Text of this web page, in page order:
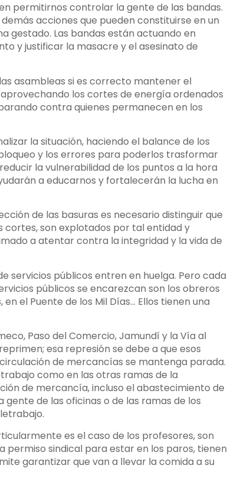
permitirnos controlar la gente de las bandas.
acciones que pueden constituirse en un
gestado. Las bandas están actuando en
y justificar la masacre y el asesinato de
asambleas si es correcto mantener el
los cortes de energía ordenados
contra quienes permanecen en los
la situación, haciendo el balance de los
y los errores para poderlos trasformar
la vulnerabilidad de los puntos a la hora
a educarnos y fortalecerán la lucha en
de las basuras es necesario distinguir que
cortes, son explotados por tal entidad y
a atentar contra la integridad y la vida de
servicios públicos entren en huelga. Pero cada
públicos se encarezcan son los obreros
el Puente de los Mil Días… Ellos tienen una
Paso del Comercio, Jamundí y la Vía al
esa represión se debe a que esos
de mercancías se mantenga parada.
como en las otras ramas de la
de mercancía, incluso el abastecimiento de
de las oficinas o de las ramas de los
es el caso de los profesores, son
permiso sindical para estar en los paros, tienen
garantizar que van a llevar la comida a su